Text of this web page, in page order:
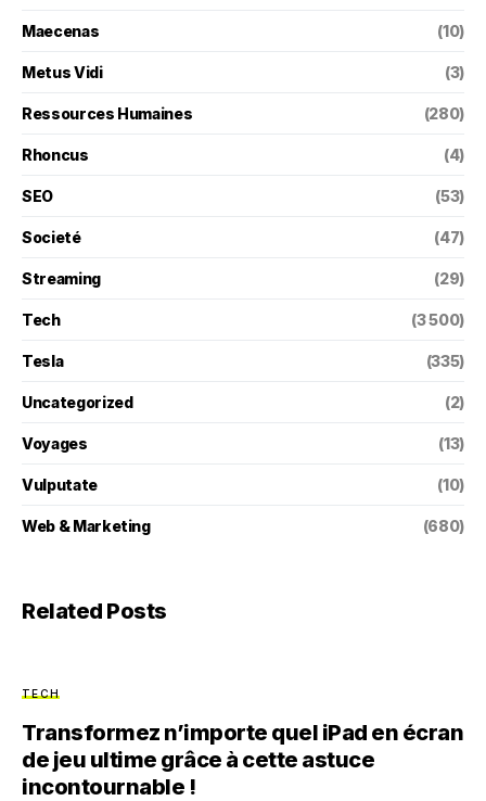
Maecenas (10)
Metus Vidi (3)
Ressources Humaines (280)
Rhoncus (4)
SEO (53)
Societé (47)
Streaming (29)
Tech (3 500)
Tesla (335)
Uncategorized (2)
Voyages (13)
Vulputate (10)
Web & Marketing (680)
Related Posts
TECH
Transformez n’importe quel iPad en écran
de jeu ultime grâce à cette astuce
incontournable !